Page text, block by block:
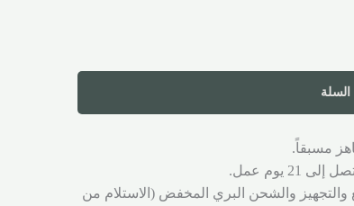
السلة
مسبقاً.
يوم عمل.
والتجهيز والشحن البري المخفض (الاستلام من